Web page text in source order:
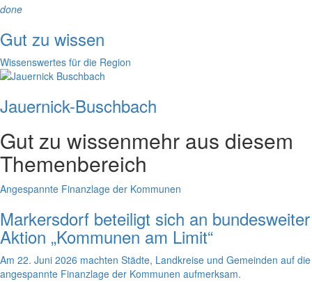
done
Gut zu wissen
Wissenswertes für die Region
Jauernick-Buschbach
Gut zu wissenmehr aus diesem
Themenbereich
Angespannte Finanzlage der Kommunen
Markersdorf beteiligt sich an bundesweiter
Aktion „Kommunen am Limit“
Am 22. Juni 2026 machten Städte, Landkreise und Gemeinden auf die
angespannte Finanzlage der Kommunen aufmerksam.